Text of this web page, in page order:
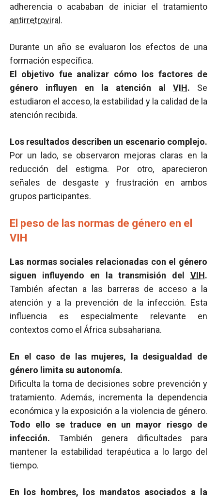
adherencia o acababan de iniciar el tratamiento
antirretroviral .
Durante un año se evaluaron los efectos de una
formación específica.
El objetivo fue analizar cómo los factores de
género influyen en la atención al VIH. Se
estudiaron el acceso, la estabilidad y la calidad de la
atención recibida.
Los resultados describen un escenario complejo.
Por un lado, se observaron mejoras claras en la
reducción del estigma. Por otro, aparecieron
señales de desgaste y frustración en ambos
grupos participantes.
El peso de las normas de género en el
VIH
Las normas sociales relacionadas con el género
siguen influyendo en la transmisión del VIH.
También afectan a las barreras de acceso a la
atención y a la prevención de la infección. Esta
influencia es especialmente relevante en
contextos como el África subsahariana.
En el caso de las mujeres, la desigualdad de
género limita su autonomía.
Dificulta la toma de decisiones sobre prevención y
tratamiento. Además, incrementa la dependencia
económica y la exposición a la violencia de género.
Todo ello se traduce en un mayor riesgo de
infección. También genera dificultades para
mantener la estabilidad terapéutica a lo largo del
tiempo.
En los hombres, los mandatos asociados a la